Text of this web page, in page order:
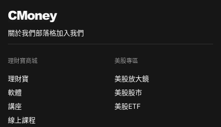
關於我們部落格加入我們
理財寶商城
理財寶
軟體
講座
線上課程
美股專區
美股放大鏡
美股股市
美股ETF